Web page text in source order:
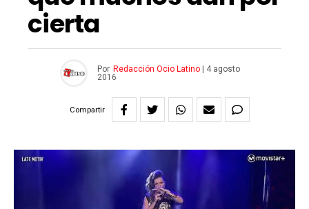
cierta
Por Redacción Ocio Latino
4 agosto
2016
Compartir